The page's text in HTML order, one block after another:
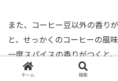
また、コーヒー豆以外の香り
と、せっかくのコーヒーの風
一度スパイスの香りがつくと
業です。
ホーム 検索